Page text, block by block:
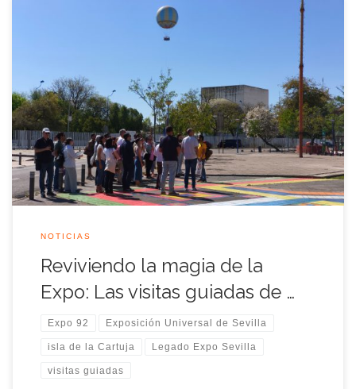
Exposición Universal de Sevilla 1992 cobró un protagonismo
especial gracias a la iniciativa de los miembros de Legado
Expo Sevilla. En una jornada marcada por el interés y la
nostalgia, más de 400 personas se sumergieron en un
recorrido […]
NOTICIAS
Reviviendo la magia de la
Expo: Las visitas guiadas de …
Expo 92 Exposición Universal de Sevilla
isla de la Cartuja Legado Expo Sevilla
visitas guiadas